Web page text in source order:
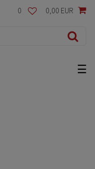
0 0,00 EUR
☰